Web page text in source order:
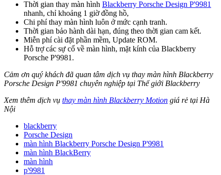
Thời gian thay màn hình Blackberry Porsche Design P'9981
nhanh, chỉ khoảng 1 giờ đồng hồ,
Chi phí thay màn hình luôn ở mức cạnh tranh.
Thời gian bảo hành dài hạn, đúng theo thời gian cam kết.
Miễn phí cài đặt phần mềm, Update ROM.
Hỗ trợ các sự cố về màn hình, mặt kính của Blackberry
Porsche P'9981.
Cảm ơn quý khách đã quan tâm dịch vụ thay màn hình Blackberry
Porsche Design P'9981 chuyên nghiệp tại Thế giới Blackberry
Xem thêm dịch vụ thay màn hình Blackberry Motion giá rẻ tại Hà
Nội
blackberry
Porsche Design
màn hình Blackberry Porsche Design P'9981
màn hình BlackBerry
màn hình
p'9981